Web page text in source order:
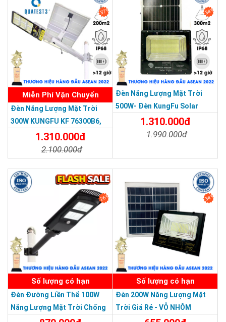
Đèn đạt tiêu chuẩn chống nước cao, phù hợp môi trường
mưa nhiều tại Việt Nam.
Pin LiFePO4
THƯƠNG HIỆU HÀNG ĐẦU ASEAN 2022
SẢN PHẨM DỊCH VỤ CHẤT LƯỢNG ASEAN 2019
37%
Miễn Phí Vận Chuyển
Đèn Năng Lượng Mặt Trời
300W KUNGFU KF 76300B6,
IP68, Bảng Giá 2026
1.310.000đ
2.100.000đ
34%
Đèn Năng Lượng Mặt Trời
500W- Đèn KungFu Solar
Năng Lượng Mặt Trời 500W,IP
67 Loại Lớn
1.310.000đ
1.990.000đ
26%
Số lượng có hạn
Đèn Đường Liền Thể 100W
Năng Lượng Mặt Trời Chống
Nước Giá Rẻ
34%
Số lượng có hạn
Đèn 200W Năng Lượng Mặt
Trời Giá Rẻ - VỎ NHÔM